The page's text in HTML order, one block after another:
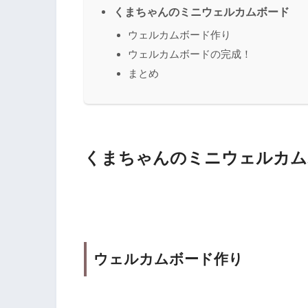
くまちゃんのミニウェルカムボード
ウェルカムボード作り
ウェルカムボードの完成！
まとめ
くまちゃんのミニウェルカ
ウェルカムボード作り